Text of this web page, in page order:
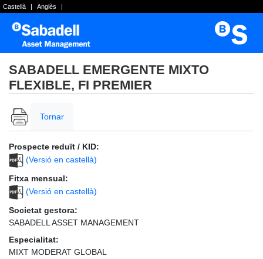
Castellà | Anglès |
SABADELL EMERGENTE MIXTO
FLEXIBLE, FI PREMIER
Tornar
Prospecte reduït / KID:
(Versió en castellà)
Fitxa mensual:
(Versió en castellà)
Societat gestora:
SABADELL ASSET MANAGEMENT
Especialitat:
MIXT MODERAT GLOBAL